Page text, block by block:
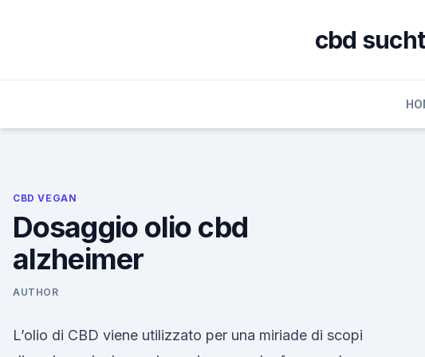
cbd
CBD VEGAN
Dosaggio olio cbd
alzheimer
AUTHOR
L’olio di CBD viene utilizzato per una miriade di scopi